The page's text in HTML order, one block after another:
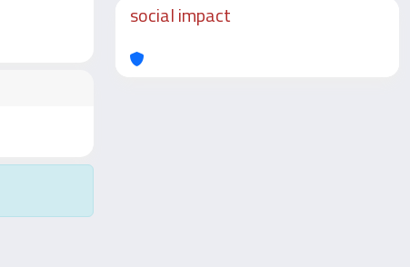
social impact